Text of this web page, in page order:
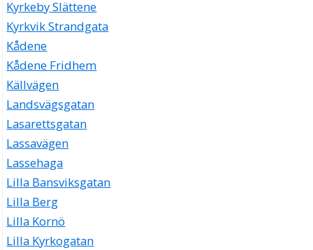
Kyrkeby Slättene
Kyrkvik Strandgata
Kådene
Kådene Fridhem
Källvägen
Landsvägsgatan
Lasarettsgatan
Lassavägen
Lassehaga
Lilla Bansviksgatan
Lilla Berg
Lilla Kornö
Lilla Kyrkogatan